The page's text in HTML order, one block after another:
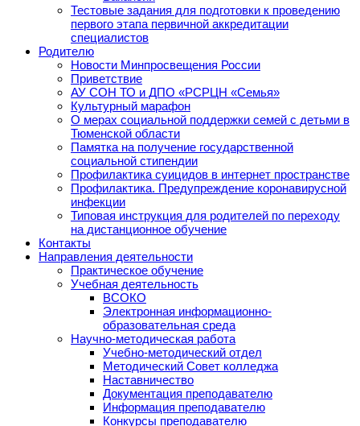
Тестовые задания для подготовки к проведению
первого этапа первичной аккредитации
специалистов
Родителю
Новости Минпросвещения России
Приветствие
АУ СОН ТО и ДПО «РСРЦН «Семья»
Культурный марафон
О мерах социальной поддержки семей с детьми в
Тюменской области
Памятка на получение государственной
социальной стипендии
Профилактика суицидов в интернет пространстве
Профилактика. Предупреждение коронавирусной
инфекции
Типовая инструкция для родителей по переходу
на дистанционное обучение
Контакты
Направления деятельности
Практическое обучение
Учебная деятельность
ВСОКО
Электронная информационно-
образовательная среда
Научно-методическая работа
Учебно-методический отдел
Методический Совет колледжа
Наставничество
Документация преподавателю
Информация преподавателю
Конкурсы преподавателю